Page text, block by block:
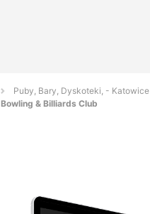
Puby, Bary, Dyskoteki, - Katowice
& Billiards Club